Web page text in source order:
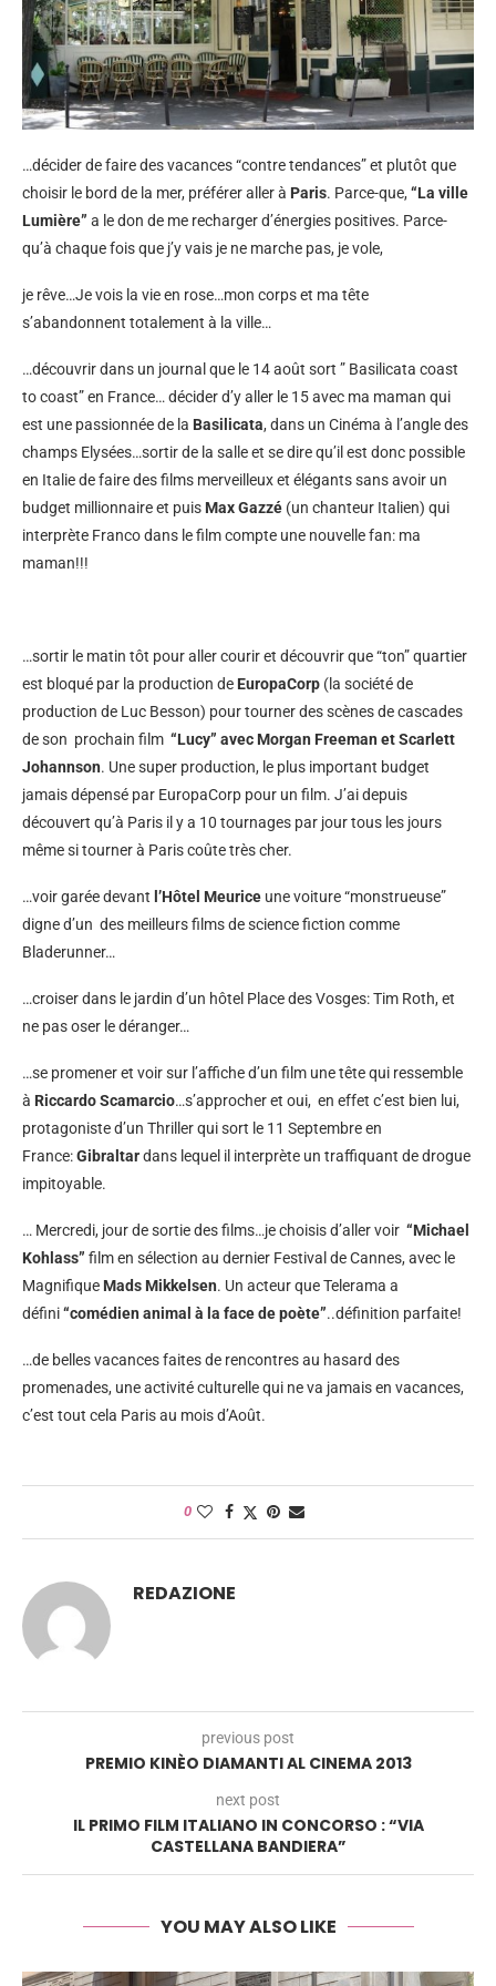
…décider de faire des vacances “contre tendances” et plutôt que
choisir le bord de la mer, préférer aller à Paris. Parce-que, “La ville
Lumière” a le don de me recharger d’énergies positives. Parce-
qu’à chaque fois que j’y vais je ne marche pas, je vole,
je rêve…Je vois la vie en rose…mon corps et ma tête
s’abandonnent totalement à la ville…
…découvrir dans un journal que le 14 août sort ” Basilicata coast
to coast” en France… décider d’y aller le 15 avec ma maman qui
est une passionnée de la Basilicata, dans un Cinéma à l’angle des
champs Elysées…sortir de la salle et se dire qu’il est donc possible
en Italie de faire des films merveilleux et élégants sans avoir un
budget millionnaire et puis Max Gazzé (un chanteur Italien) qui
interprète Franco dans le film compte une nouvelle fan: ma
maman!!!
…sortir le matin tôt pour aller courir et découvrir que “ton” quartier
est bloqué par la production de EuropaCorp (la société de
production de Luc Besson) pour tourner des scènes de cascades
de son prochain film “Lucy” avec Morgan Freeman et Scarlett
Johannson. Une super production, le plus important budget
jamais dépensé par EuropaCorp pour un film. J’ai depuis
découvert qu’à Paris il y a 10 tournages par jour tous les jours
même si tourner à Paris coûte très cher.
…voir garée devant l’Hôtel Meurice une voiture “monstrueuse”
digne d’un des meilleurs films de science fiction comme
Bladerunner…
…croiser dans le jardin d’un hôtel Place des Vosges: Tim Roth, et
ne pas oser le déranger…
…se promener et voir sur l’affiche d’un film une tête qui ressemble
à Riccardo Scamarcio…s’approcher et oui, en effet c’est bien lui,
protagoniste d’un Thriller qui sort le 11 Septembre en
France:Gibraltardans lequel il interprète un traffiquant de drogue
impitoyable.
… Mercredi, jour de sortie des films…je choisis d’aller voir “Michael
Kohlass” film en sélection au dernier Festival de Cannes, avec le
Magnifique Mads Mikkelsen. Un acteur que Telerama a
défini“comédien animal à la face de poète”..définition parfaite!
…de belles vacances faites de rencontres au hasard des
promenades, une activité culturelle qui ne va jamais en vacances,
c’est tout cela Paris au mois d’Août.
0
REDAZIONE
previous post
PREMIO KINÈO DIAMANTI AL CINEMA 2013
next post
IL PRIMO FILM ITALIANO IN CONCORSO : “VIA
CASTELLANA BANDIERA”
YOU MAY ALSO LIKE